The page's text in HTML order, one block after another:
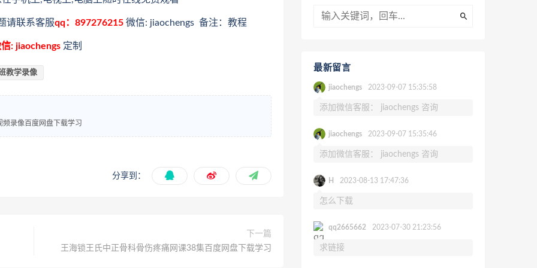
请联系客服qq：897276215 微信: jiaochengs 备注：教程
: jiaochengs 定制
教学录像
录像百度网盘下载学习
分享到：
下一篇
王海锁王氏中正骨科骨伤疼痛网课38集百度网盘下载学习
最新留言
jiaochengs 2023-09-07 15:35:58
添加微信客服： jiaochengs 咨询
jiaochengs 2023-09-07 15:35:46
添加微信客服： jiaochengs 咨询
H 2023-08-13 17:47:36
怎么下载
qq2665662 2023-07-30 21:23:56
求链接